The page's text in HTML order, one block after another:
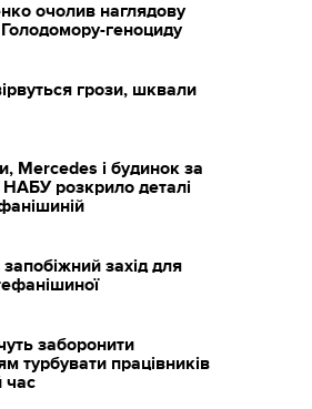
очолив наглядову
геноциду
грози, шквали
Mercedes і будинок за
розкрило деталі
захід для
заборонити
турбувати працівників
час